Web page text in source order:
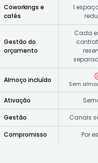
Coworkings e
cafés
1
Gestão do
orçamento
Cada
Almoço incluído Sem
Ativação
Gestão Canais
Compromisso Por